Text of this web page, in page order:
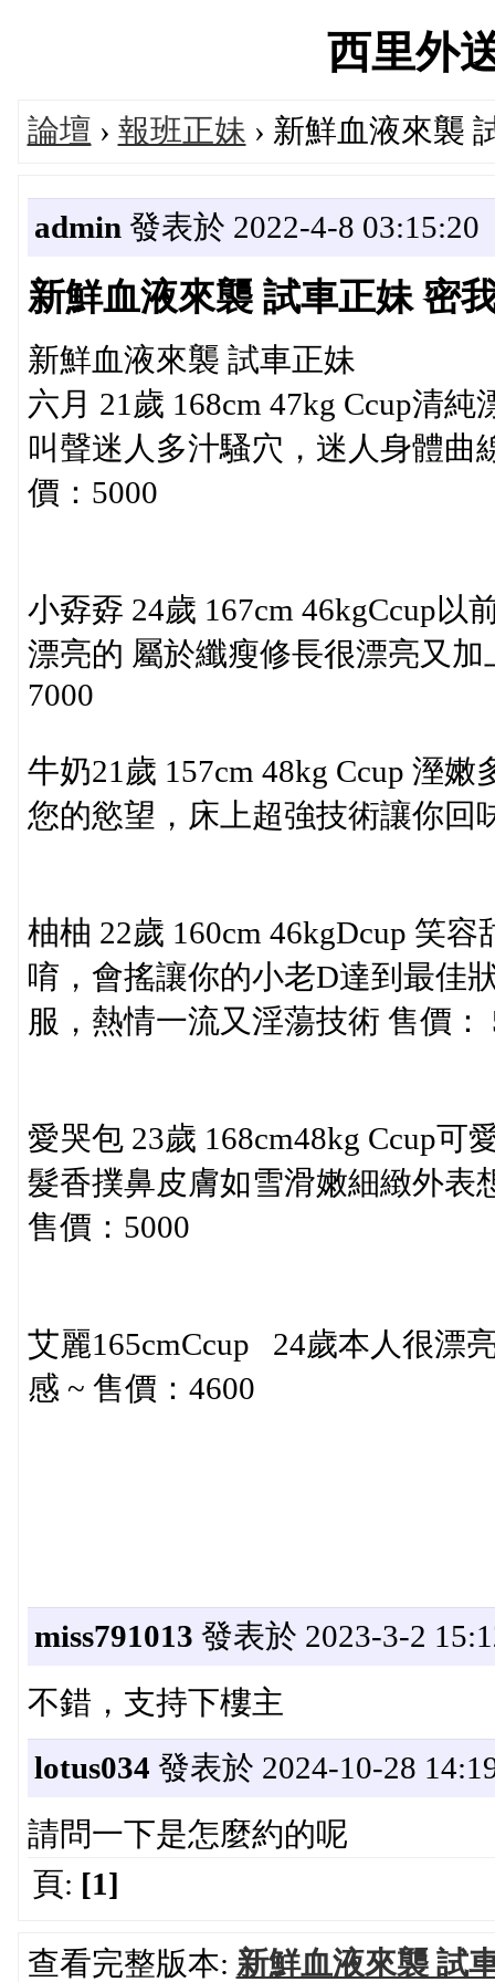
西里外
論壇 › 報班正妹 › 新鮮血液來襲
admin 發表於 2022-4-8 03:15:20
新鮮血液來襲 試車正妹 密
新鮮血液來襲 試車正妹
六月 21歲 168cm 47kg Ccup清
叫聲迷人多汁騷穴，迷人身體曲
價：5000
小孬孬 24歲 167cm 46kgCcup
漂亮的 屬於纖瘦修長很漂亮又
7000
牛奶21歲 157cm 48kg Ccup 溼
您的慾望，床上超強技術讓你回
柚柚 22歲 160cm 46kgDcup 笑
唷，會搖讓你的小老D達到最佳
服，熱情一流又淫蕩技術 售價：
愛哭包 23歲 168cm48kg Ccup
髮香撲鼻皮膚如雪滑嫩細緻外表
售價：5000
艾麗165cmCcup 24歲本人很漂
感 ~ 售價：4600
miss791013 發表於 2023-3-2
不錯，支持下樓主
lotus034 發表於 2024-10-28
請問一下是怎麼約的呢
頁: [1]
查看完整版本: 新鮮血液來襲 試